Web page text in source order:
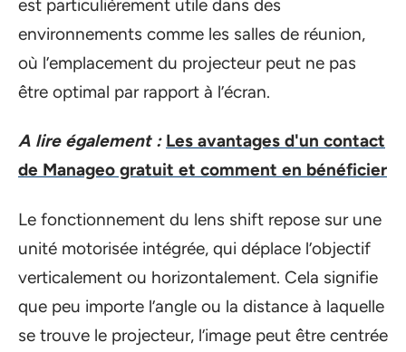
est particulièrement utile dans des
environnements comme les salles de réunion,
où l’emplacement du projecteur peut ne pas
être optimal par rapport à l’écran.
A lire également : Les avantages d'un contact
de Manageo gratuit et comment en bénéficier
Le fonctionnement du lens shift repose sur une
unité motorisée intégrée, qui déplace l’objectif
verticalement ou horizontalement. Cela signifie
que peu importe l’angle ou la distance à laquelle
se trouve le projecteur, l’image peut être centrée